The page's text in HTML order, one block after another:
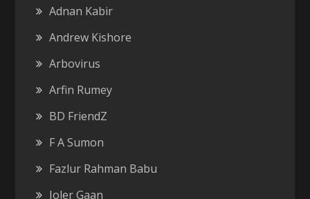
Adnan Kabir
Andrew Kishore
Arbovirus
Arfin Rumey
BD FriendZ
F A Sumon
Fazlur Rahman Babu
Joler Gaan